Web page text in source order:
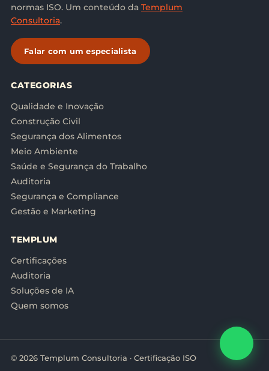
normas ISO. Um conteúdo da Templum
Consultoria.
Falar com um especialista
CATEGORIAS
Qualidade e Inovação
Construção Civil
Segurança dos Alimentos
Meio Ambiente
Saúde e Segurança do Trabalho
Auditoria
Segurança e Compliance
Gestão e Marketing
TEMPLUM
Certificações
Auditoria
Soluções de IA
Quem somos
© 2026 Templum Consultoria · Certificação ISO